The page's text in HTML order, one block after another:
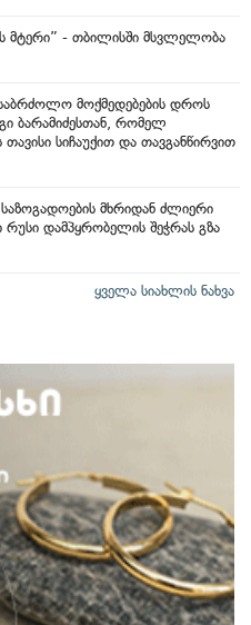
მტერი” - თბილისში მსვლელობა
მოქმედებების დროს
ბარამიძესთან, რომელ
სიჩაუქით და თავგანწირვით
მხრიდან ძლიერი
რუსი დამპყრობელის შეჭრას გზა
ყველა სიახლის ნახვა